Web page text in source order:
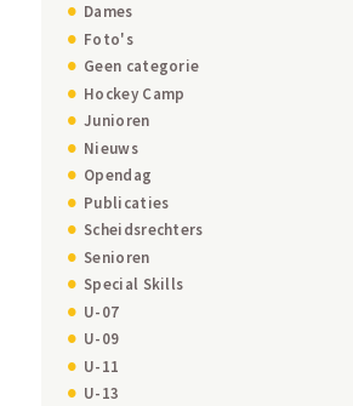
Dames
Foto's
Geen categorie
Hockey Camp
Junioren
Nieuws
Opendag
Publicaties
Scheidsrechters
Senioren
Special Skills
U-07
U-09
U-11
U-13